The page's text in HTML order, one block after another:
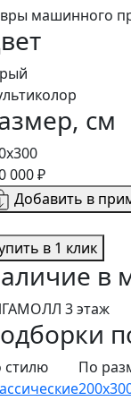
машинного
см
000 ₽
Добавить в
в 1 клик
в
3 этаж
стилю
По